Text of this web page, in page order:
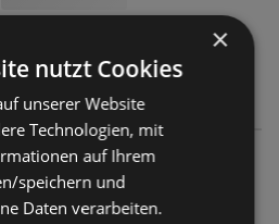
×
nutzt Cookies
unserer Website
Technologien, mit
auf Ihrem
speichern und
Daten verarbeiten.